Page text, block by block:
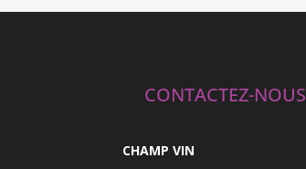
CONTACTEZ-NOUS
CHAMP VIN